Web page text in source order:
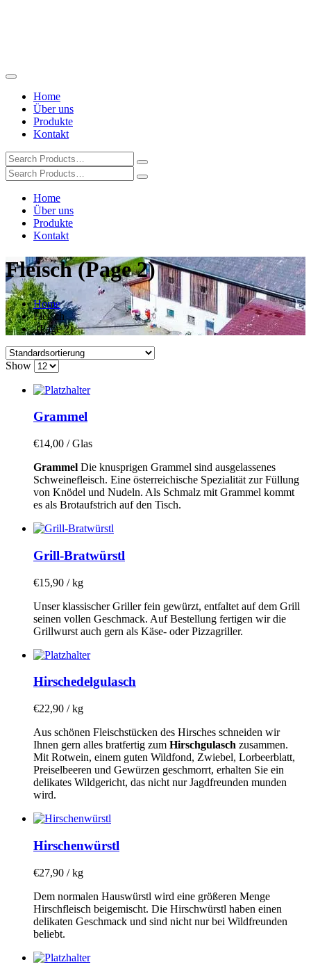
Home
Über uns
Produkte
Kontakt
Home
Über uns
Produkte
Kontakt
Fleisch (Page 2)
Home
Fleisch
(Page 2)
Show
Grammel
€14,00 / Glas
Grammel Die knusprigen Grammel sind ausgelassenes
Schweinefleisch. Eine österreichische Spezialität zur Füllung
von Knödel und Nudeln. Als Schmalz mit Grammel kommt
es als Brotaufstrich auf den Tisch.
Grill-Bratwürstl
€15,90 / kg
Unser klassischer Griller fein gewürzt, entfaltet auf dem Grill
seinen vollen Geschmack. Auf Bestellung fertigen wir die
Grillwurst auch gern als Käse- oder Pizzagriller.
Hirschedelgulasch
€22,90 / kg
Aus schönen Fleischstücken des Hirsches schneiden wir
Ihnen gern alles bratfertig zum Hirschgulasch zusammen.
Mit Rotwein, einem guten Wildfond, Zwiebel, Lorbeerblatt,
Preiselbeeren und Gewürzen geschmorrt, erhalten Sie ein
delikates Wildgericht, das nicht nur Jagdfreunden munden
wird.
Hirschenwürstl
€27,90 / kg
Dem normalen Hauswürstl wird eine größeren Menge
Hirschfleisch beigemischt. Die Hirschwürstl haben einen
delikaten Geschmack und sind nicht nur bei Wildfreunden
beliebt.